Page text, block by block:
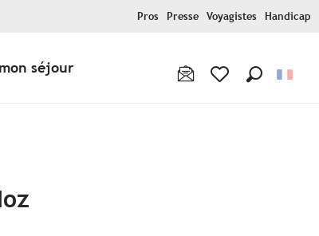
Pros Presse Voyagistes Handicap
séjour